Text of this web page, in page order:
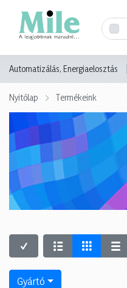
Automatizálás, Energiaelosztás
Nyitólap Termékeink
Gyártó